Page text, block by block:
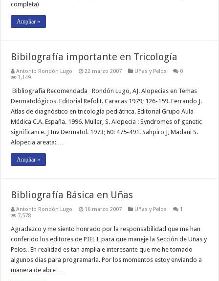
completa)
Ampliar »
Bibilografía importante en Tricología
Antonio Rondón Lugo 22 marzo 2007 Uñas y Pelos
0
3,149
Bibliografia Recomendada Rondón Lugo, AJ. Alopecias en Temas
Dermatológicos. Editorial Refolit. Caracas 1979; 126-159. Ferrando J.
Atlas de diagnóstico en tricología pediátrica. Editorial Grupo Aula
Médica C.A. España. 1996. Muller, S. Alopecia : Syndromes of genetic
significance. J Inv Dermatol. 1973; 60: 475-491. Sahpiro J, Madani S.
Alopecia areata: …
Ampliar »
Bibliografía Básica en Uñas
Antonio Rondón Lugo 16 marzo 2007 Uñas y Pelos
1
7,578
Agradezco y me siento honrado por la responsabilidad que me han
conferido los editores de PIEL L para que maneje la Sección de Uñas y
Pelos.. En realidad es tan amplia e interesante que me he tomado
algunos dias para programarla. Por los momentos estoy enviando a
manera de abre …